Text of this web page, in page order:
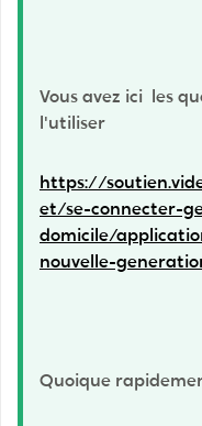
Vous avez ici les
l'utiliser
https://
et/se-connecter-
domicile/
nouvelle-
Quoique